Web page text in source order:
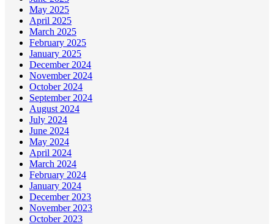
May 2025
April 2025
March 2025
February 2025
January 2025
December 2024
November 2024
October 2024
September 2024
August 2024
July 2024
June 2024
May 2024
April 2024
March 2024
February 2024
January 2024
December 2023
November 2023
October 2023